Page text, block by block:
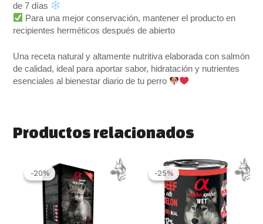
de 7 días
Para una mejor conservación, mantener el producto en
recipientes herméticos después de abierto
Una receta natural y altamente nutritiva elaborada con salmón
de calidad, ideal para aportar sabor, hidratación y nutrientes
esenciales al bienestar diario de tu perro
Productos relacionados
-20%
-20%
de
precios:
desde
15.99 €
hasta
55.90 €
Este
producto
tiene
-25%
-25%
El
precio
original
era:
2.70 €.
El
precio
actual
es:
2.03 €.